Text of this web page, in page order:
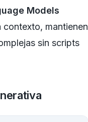
Models
contexto, mantienen
sin scripts